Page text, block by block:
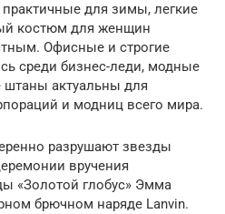
для зимы, легкие
костюм для женщин
Офисные и строгие
среди бизнес-леди, модные
актуальны для
и модниц всего мира.
разрушают звезды
вручения
«Золотой глобус» Эмма
брючном наряде Lanvin.